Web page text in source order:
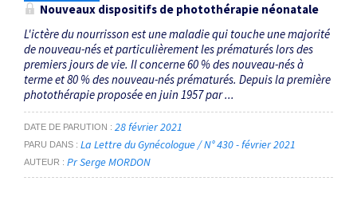
Nouveaux dispositifs de photothérapie néonatale
L'ictère du nourrisson est une maladie qui touche une majorité
de nouveau-nés et particulièrement les prématurés lors des
premiers jours de vie. Il concerne 60 % des nouveau-nés à
terme et 80 % des nouveau-nés prématurés. Depuis la première
photothérapie proposée en juin 1957 par ...
DATE DE PARUTION 28 février 2021
PARU DANS La Lettre du Gynécologue / N° 430 - février 2021
AUTEUR Pr Serge MORDON